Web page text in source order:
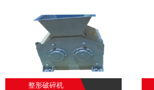
整形破碎机